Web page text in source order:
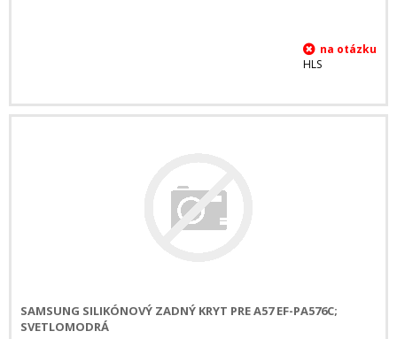
HLS
SAMSUNG SILIKÓNOVÝ ZADNÝ KRYT PRE A57 EF-PA576C;
SVETLOMODRÁ